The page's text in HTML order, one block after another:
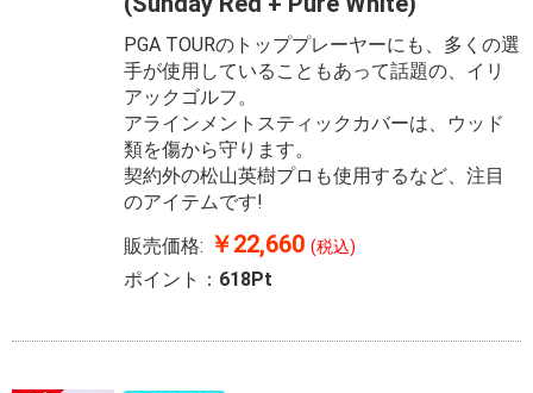
PGA TOURのトッププレーヤーにも、多くの選
手が使用していることもあって話題の、イリ
アックゴルフ。
アラインメントスティックカバーは、ウッド
類を傷から守ります。
契約外の松山英樹プロも使用するなど、注目
のアイテムです!
販売価格: ￥22,660(税込)
ポイント： 618Pt